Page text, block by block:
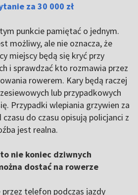
za 30 000 zł
punkcie pamiętać o jednym.
możliwy, ale nie oznacza, że
miejscy będą się kryć przy
i sprawdzać kto rozmawia przez
rowerem. Kary będą raczej
lub przypadkowych
Przypadki wlepiania grzywien za
do czasu opisują policjanci z
jest realna.
nie koniec dziwnych
dostać na rowerze
telefon podczas jazdy